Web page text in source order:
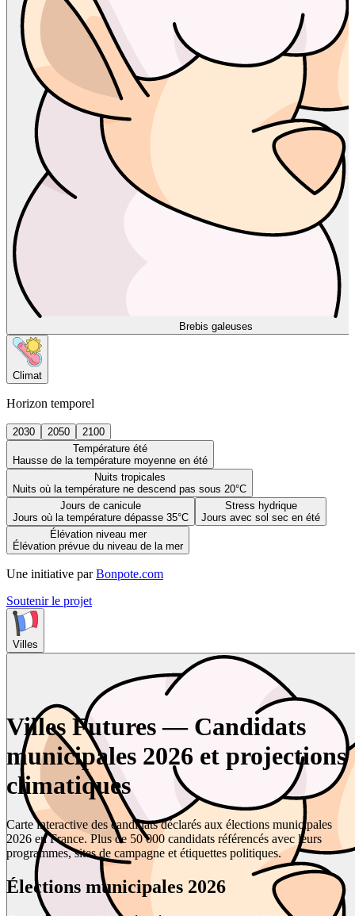
Brebis galeuses
Climat
Horizon temporel
2030 2050
2100
Température été
Hausse de la température moyenne en été
Nuits tropicales
Nuits où la température ne descend pas sous 20°C
Jours de canicule
Jours où la température dépasse 35°C
Stress hydrique
Jours avec sol sec en été
Élévation niveau mer
Élévation prévue du niveau de la mer
Une initiative par Bonpote.com
Soutenir le projet
Villes
Villes Futures — Candidats
municipales 2026 et projections
climatiques
Carte interactive des candidats déclarés aux élections municipales
2026 en France. Plus de 50 000 candidats référencés avec leurs
programmes, sites de campagne et étiquettes politiques.
Élections municipales 2026